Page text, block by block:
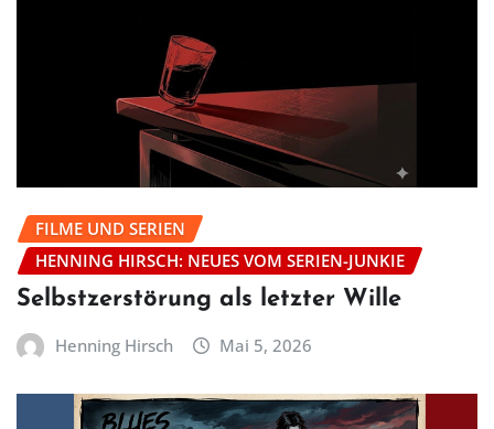
FILME UND SERIEN
HENNING HIRSCH: NEUES VOM SERIEN-JUNKIE
Selbstzerstörung als letzter Wille
Henning Hirsch Mai 5, 2026